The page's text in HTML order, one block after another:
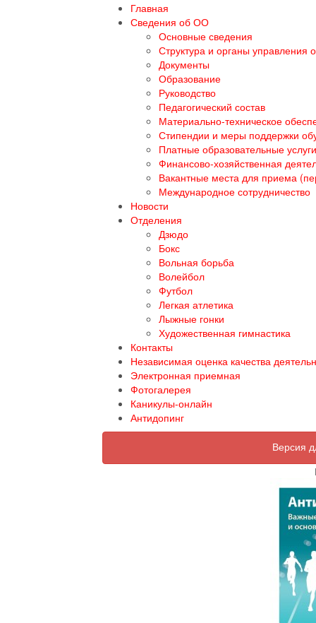
Главная
Сведения об ОО
Основные сведения
Структура и органы управления
Документы
Образование
Руководство
Педагогический состав
Материально-техническое
Стипендии и меры поддержки
Платные образовательные услуги
Финансово-хозяйственная
Вакантные места для приема
Международное сотрудничество
Новости
Отделения
Дзюдо
Бокс
Вольная борьба
Волейбол
Футбол
Легкая атлетика
Лыжные гонки
Художественная гимнастика
Контакты
Независимая оценка качества
Электронная приемная
Фотогалерея
Каникулы-онлайн
Антидопинг
Версия